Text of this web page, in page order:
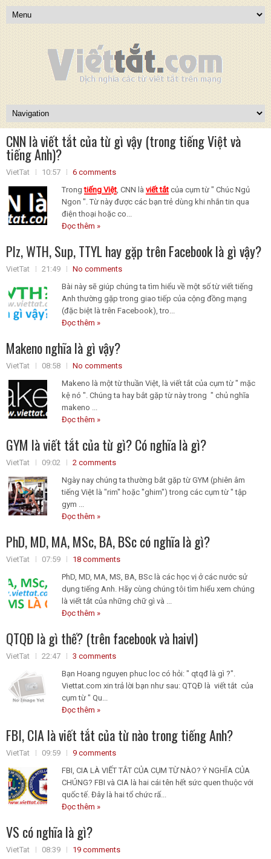
CNN là viết tắt của từ gì vậy (trong tiếng Việt và
tiếng Anh)?
VietTat 10:57
6 comments
Trongtiếng Việt, CNN là viết tắt của cụm từ " Chúc Ngủ
Ngon ". Từ này được các bạn trẻ dùng khi nhắn tin qua
điện thoại hoặc co...
Đọc thêm »
Plz, WTH, Sup, TTYL hay gặp trên Facebook là gì vậy?
VietTat 21:49
No comments
Bài này sẽ giúp chúng ta tìm hiểu về một số từ viết tiếng
Anh thường gặp trong giao tiếp của cộng đồng mạng
(đặc biệt là trên Facebook), tro...
Đọc thêm »
Makeno nghĩa là gì vậy?
VietTat 08:58
No comments
Makeno là một từ thuần Việt, là viết tắt của cụm từ " mặc
kệ nó ". Chúng ta hay bắt gặp từ này trong " chủ nghĩa
makeno ...
Đọc thêm »
GYM là viết tắt của từ gì? Có nghĩa là gì?
VietTat 09:02
2 comments
Ngày nay chúng ta thường bắt gặp từ GYM (phiên âm
tiếng Việt là "rim" hoặc "ghim") trong các cụm từ " tập
gym ...
Đọc thêm »
PhD, MD, MA, MSc, BA, BSc có nghĩa là gì?
VietTat 07:59
18 comments
PhD, MD, MA, MS, BA, BSc là các học vị ở các nước sử
dụng tiếng Anh. Hãy cùng chúng tôi tìm hiểu xem chúng
là viết tắt của những chữ gì và ...
Đọc thêm »
QTQĐ là gì thế? (trên facebook và haivl)
VietTat 22:47
3 comments
Bạn Hoang nguyen phuc loc có hỏi: " qtqđ là gì ?".
Viettat.com xin trả lời bạn như sau: QTQĐ là viết tắt của
cụm từ " Qu...
Đọc thêm »
FBI, CIA là viết tắt của từ nào trong tiếng Anh?
VietTat 09:59
9 comments
FBI, CIA LÀ VIẾT TẮT CỦA CỤM TỪ NÀO? Ý NGHĨA CỦA
CHÚNG? FBI và CIA là hai cái tên hết sức quen thuộc với
quốc tế. Đây là hai tổ chức rấ...
Đọc thêm »
VS có nghĩa là gì?
VietTat 08:39
19 comments